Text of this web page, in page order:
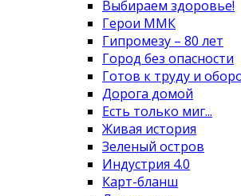
Выбираем здоровье!
Герои ММК
Гипромезу – 80 лет
Город без опасности
Готов к труду и
Дорога домой
Есть только миг...
Живая история
Зеленый остров
Индустрия 4.0
Карт-бланш